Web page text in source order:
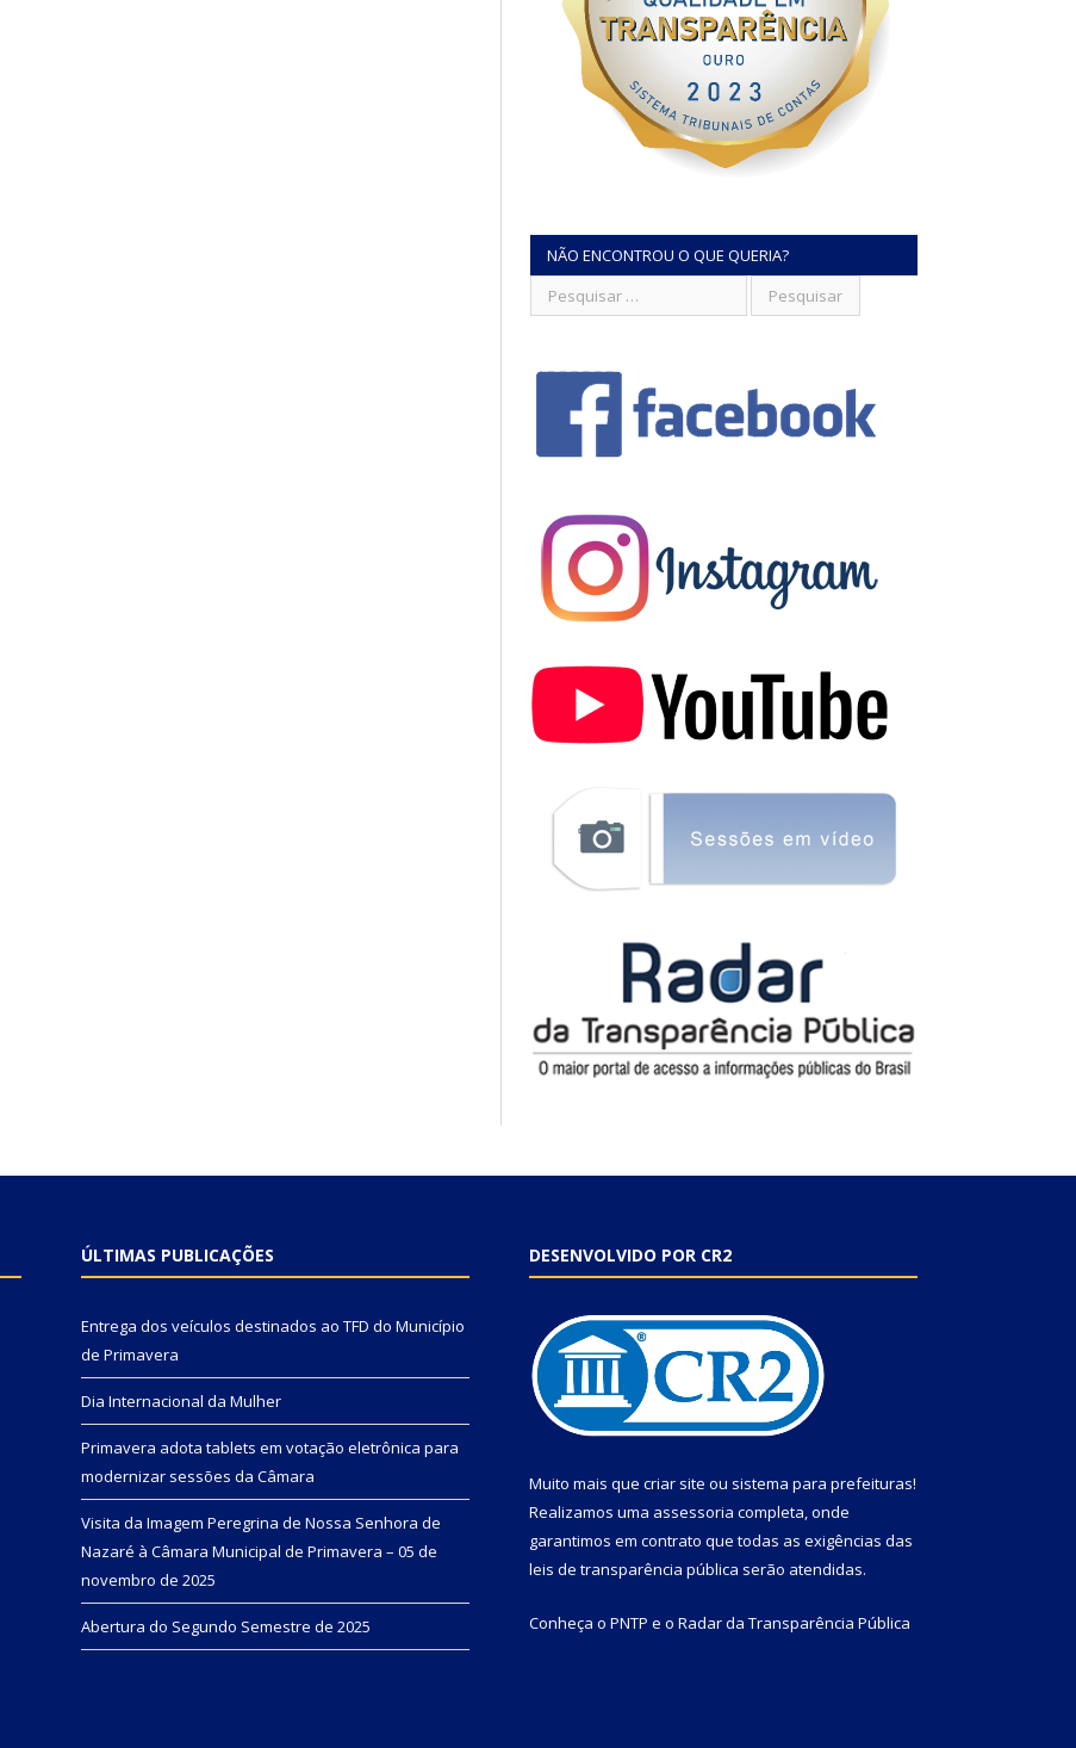
NÃO ENCONTROU O QUE QUERIA?
ÚLTIMAS PUBLICAÇÕES
Entrega dos veículos destinados ao TFD do Município
de Primavera
Dia Internacional da Mulher
Primavera adota tablets em votação eletrônica para
modernizar sessões da Câmara
Visita da Imagem Peregrina de Nossa Senhora de
Nazaré à Câmara Municipal de Primavera – 05 de
novembro de 2025
Abertura do Segundo Semestre de 2025
DESENVOLVIDO POR CR2
Muito mais que criar site ou sistema para prefeituras!
Realizamos uma assessoria completa, onde
garantimos em contrato que todas as exigências das
leis de transparência pública serão atendidas.
Conheça o PNTP e o Radar da Transparência Pública